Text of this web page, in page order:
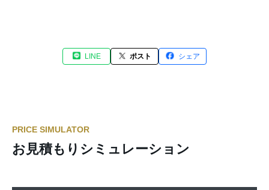
LINE ポスト シェア
PRICE SIMULATOR
お見積もりシミュレーション